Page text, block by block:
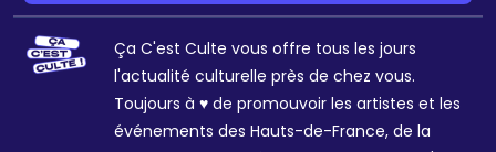
Ça C'est Culte vous offre tous les jours
l'actualité culturelle près de chez vous.
Toujours à ♥ de promouvoir les artistes et les
événements des Hauts-de-France, de la